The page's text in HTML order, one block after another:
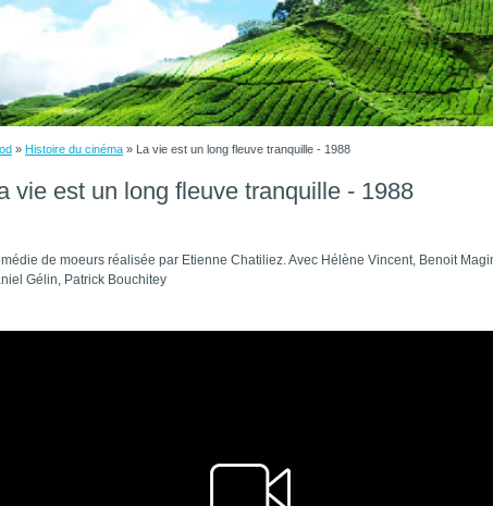
» Histoire du cinéma » La vie est un long fleuve tranquille - 1988
vie est un long fleuve tranquille - 1988
de moeurs réalisée par Etienne Chatiliez. Avec Hélène Vincent, Benoit
Gélin, Patrick Bouchitey